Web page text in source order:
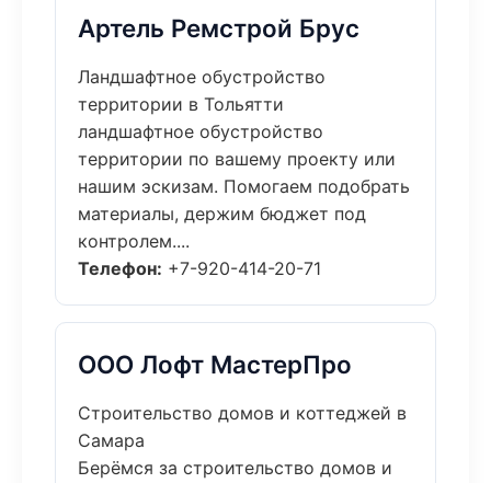
Артель Ремстрой Брус
Ландшафтное обустройство
территории в Тольятти
ландшафтное обустройство
территории по вашему проекту или
нашим эскизам. Помогаем подобрать
материалы, держим бюджет под
контролем....
Телефон: +7-920-414-20-71
ООО Лофт МастерПро
Строительство домов и коттеджей в
Самара
Берёмся за строительство домов и